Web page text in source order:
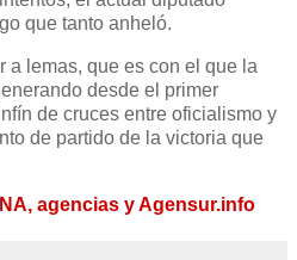
que tanto anheló.
a lemas, que es con el que la
desde el primer
de cruces entre oficialismo y
de partido de la victoria que
agencias y Agensur.info